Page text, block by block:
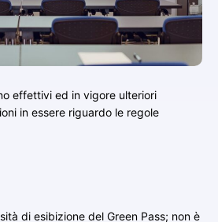
effettivi ed in vigore ulteriori
in essere riguardo le regole
di esibizione del Green Pass; non è